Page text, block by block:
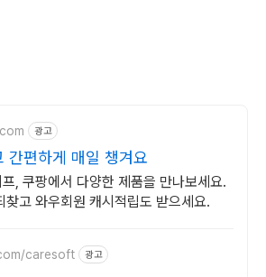
광고
간편하게 매일 챙겨요
, 쿠팡에서 다양한 제품을 만나보세요.
찾고 와우회원 캐시적립도 받으세요.
caresoft 광고